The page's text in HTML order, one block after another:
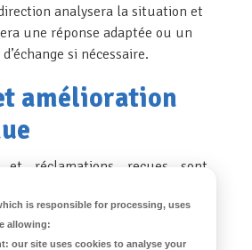
direction analysera la situation et
une réponse adaptée ou un
si nécessaire.
amélioration
et réclamations reçues sont
de vie au sein d’Iliade
is responsible for processing, uses
allowing:
: our site uses cookies to analyse your